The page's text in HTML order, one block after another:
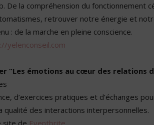
De la compréhension du fonctionnement
retrouver notre énergie et
: de la marche en pleine conscience.
yelenconseil.com
“Les émotions au cœur des relations
d’exercices pratiques et d’échanges
qualité des interactions interpersonnelles.